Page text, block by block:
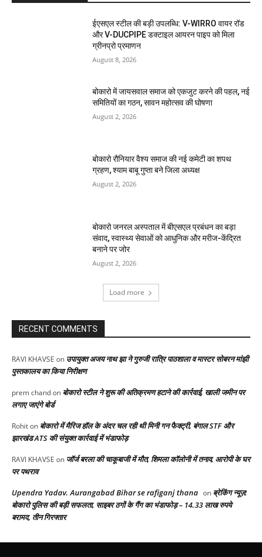
ईएसएल स्टील की बड़ी उपलब्धि: V-WIRRO वायर रॉड
और V-DUCPIPE डक्टाइल आयरन पाइप को मिला
ग्रीनप्रो प्रमाणन
August 8, 2026
बोकारो में जायसवाल समाज को एकजुट करने की पहल, नई
समितियों का गठन, सावन महोत्सव की घोषणा
August 2, 2026
बोकारो रौनियार वैश्य समाज की नई कमेटी का शपथ
ग्रहण, श्याम बाबू गुप्ता बने जिला अध्यक्ष
August 2, 2026
बोकारो जनरल अस्पताल में बीएसएल प्रबंधन का बड़ा
संवाद, स्वास्थ्य सेवाओं को आधुनिक और मरीज-केंद्रित
बनाने पर जोर
August 2, 2026
Load more
RECENT COMMENTS
RAVI KHAVSE on उपायुक्त अजय नाथ झा ने गुरुजी रात्रि पाठशाला व मास्टर सोबरन मांझी
पुस्तकालय का किया निरीक्षण
prem chandon बोकारो स्टील ने शुरू की अतिक्रमण हटाने की कार्रवाई, खाली जमीन पर
लगाए जाएंगे बोर्ड
Rohiton बोकारो में मैरिज हॉल के अंदर चल रही थी मिनी गन फैक्ट्री, बंगाल STF और
झारखंड ATS की संयुक्त कार्रवाई में भंडाफोड़
RAVI KHAVSE on जॉर्ज बरला की चाकूबाजी में मौत, शिमला कॉलोनी में तनाव, आरोपी के घर
पर पथराव
Upendra Yadav. Aurangabad Bihar se rafiganj thana on ब्रेकिंग न्यूज़:
बोकारो पुलिस की बड़ी सफलता, साइबर ठगों के गैंग का भंडाफोड़ – 14.33 लाख रुपये
बरामद, तीन गिरफ्तार